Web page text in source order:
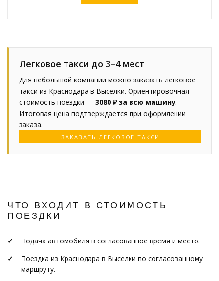
Легковое такси до 3–4 мест
Для небольшой компании можно заказать легковое
такси из Краснодара в Выселки. Ориентировочная
стоимость поездки — 3080 ₽ за всю машину.
Итоговая цена подтверждается при оформлении
заказа.
ЗАКАЗАТЬ ЛЕГКОВОЕ ТАКСИ
ЧТО ВХОДИТ В СТОИМОСТЬ
ПОЕЗДКИ
Подача автомобиля в согласованное время и место.
Поездка из Краснодара в Выселки по согласованному
маршруту.